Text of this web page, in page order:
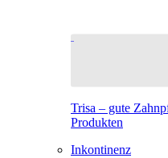
Trisa – gute
Produkten
Inkontinenz